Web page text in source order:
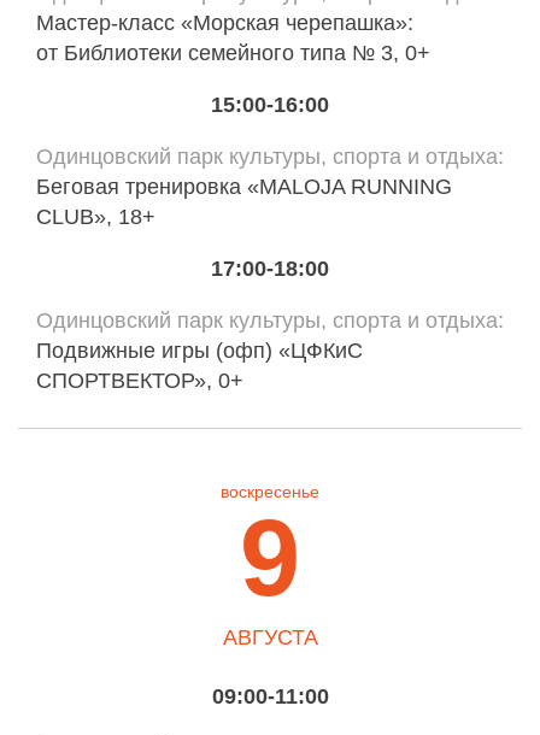
Мастер-класс «Морская черепашка»:
от Библиотеки семейного типа № 3, 0+
15:00-16:00
Одинцовский парк культуры, спорта и отдыха
Беговая тренировка «MALOJA RUNNING
CLUB», 18+
17:00-18:00
Одинцовский парк культуры, спорта и отдыха
Подвижные игры (офп) «ЦФКиС
СПОРТВЕКТОР», 0+
воскресенье
9
АВГУСТА
09:00-11:00